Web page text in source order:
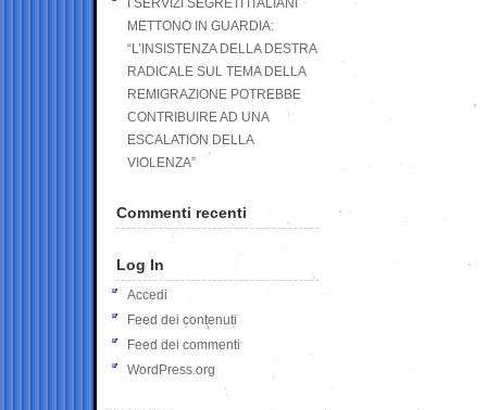
I SERVIZI SEGRETI ITALIANI
METTONO IN GUARDIA:
“L’INSISTENZA DELLA DESTRA
RADICALE SUL TEMA DELLA
REMIGRAZIONE POTREBBE
CONTRIBUIRE AD UNA
ESCALATION DELLA
VIOLENZA”
Commenti recenti
Log In
Accedi
Feed dei contenuti
Feed dei commenti
WordPress.org